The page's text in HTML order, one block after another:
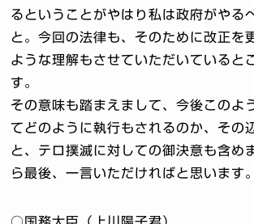
るということがやはり私は政府がやる
と。今回の法律も、そのために改正を
ような理解もさせていただいていると
す。
その意味も踏まえまして、今後このよ
てどのように執行もされるのか、その
と、テロ撲滅に対しての御決意も含め
ら最後、一言いただければと思います。